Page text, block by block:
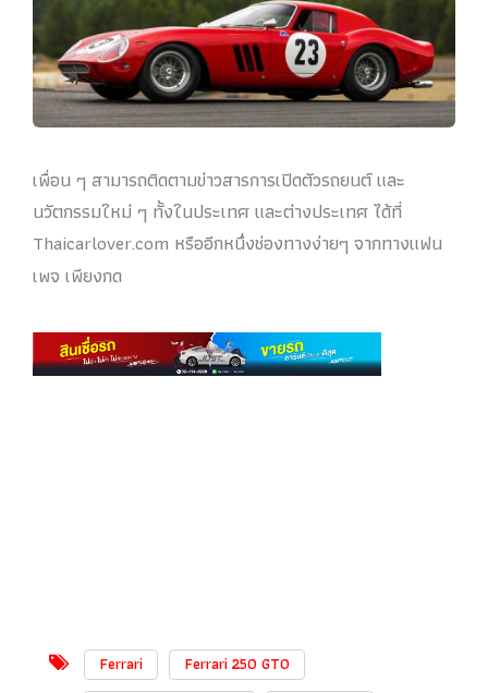
เพื่อน ๆ สามารถติดตามข่าวสารการเปิดตัวรถยนต์ และ
นวัตกรรมใหม่ ๆ ทั้งในประเทศ และต่างประเทศ ได้ที่
Thaicarlover.com หรืออีกหนึ่งช่องทางง่ายๆ จากทางแฟน
เพจ เพียงกด
Ferrari
Ferrari 250 GTO